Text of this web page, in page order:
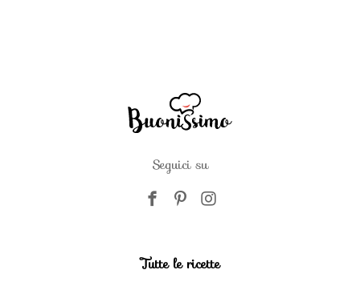
Seguici su
Tutte le ricette